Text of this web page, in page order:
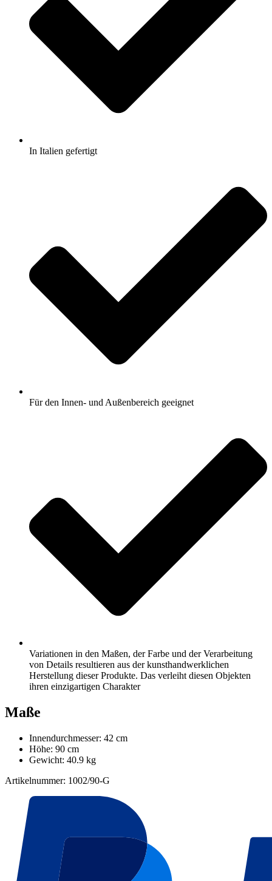
In Italien gefertigt
Für den Innen- und Außenbereich geeignet
Variationen in den Maßen, der Farbe und der Verarbeitung
von Details resultieren aus der kunsthandwerklichen
Herstellung dieser Produkte. Das verleiht diesen Objekten
ihren einzigartigen Charakter
Maße
Innendurchmesser: 42 cm
Höhe: 90 cm
Gewicht: 40.9 kg
Artikelnummer: 1002/90-G